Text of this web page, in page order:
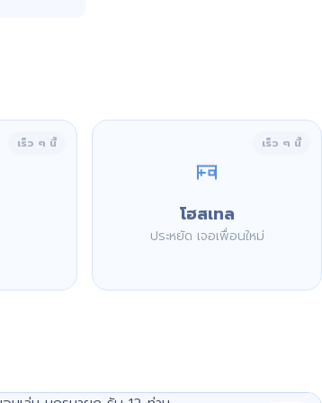
เร็ว ๆ นี้ เร็ว ๆ นี้
โฮสเทล
ประหยัด เจอเพื่อนใหม่